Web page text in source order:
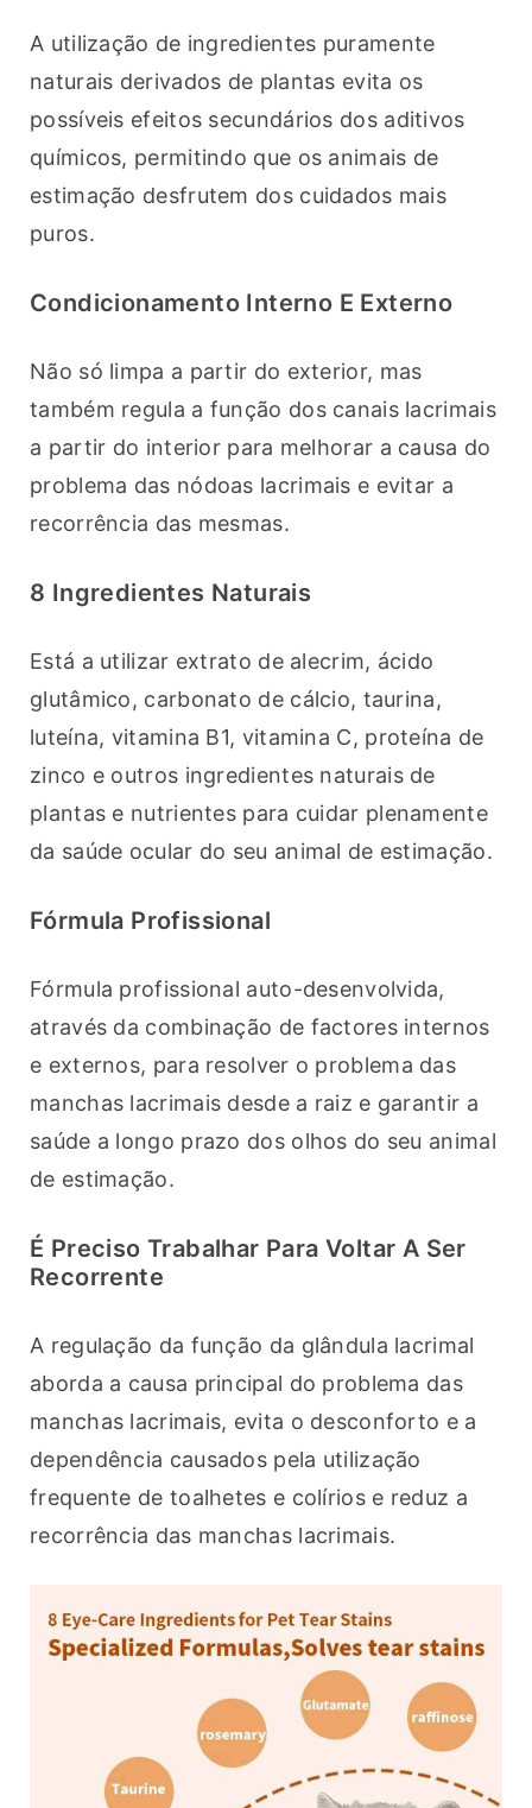
A utilização de ingredientes puramente
naturais derivados de plantas evita os
possíveis efeitos secundários dos aditivos
químicos, permitindo que os animais de
estimação desfrutem dos cuidados mais
puros.
Condicionamento Interno E Externo
Não só limpa a partir do exterior, mas
também regula a função dos canais lacrimais
a partir do interior para melhorar a causa do
problema das nódoas lacrimais e evitar a
recorrência das mesmas.
8 Ingredientes Naturais
Está a utilizar extrato de alecrim, ácido
glutâmico, carbonato de cálcio, taurina,
luteína, vitamina B1, vitamina C, proteína de
zinco e outros ingredientes naturais de
plantas e nutrientes para cuidar plenamente
da saúde ocular do seu animal de estimação.
Fórmula Profissional
Fórmula profissional auto-desenvolvida,
através da combinação de factores internos
e externos, para resolver o problema das
manchas lacrimais desde a raiz e garantir a
saúde a longo prazo dos olhos do seu animal
de estimação.
É Preciso Trabalhar Para Voltar A Ser
Recorrente
A regulação da função da glândula lacrimal
aborda a causa principal do problema das
manchas lacrimais, evita o desconforto e a
dependência causados pela utilização
frequente de toalhetes e colírios e reduz a
recorrência das manchas lacrimais.